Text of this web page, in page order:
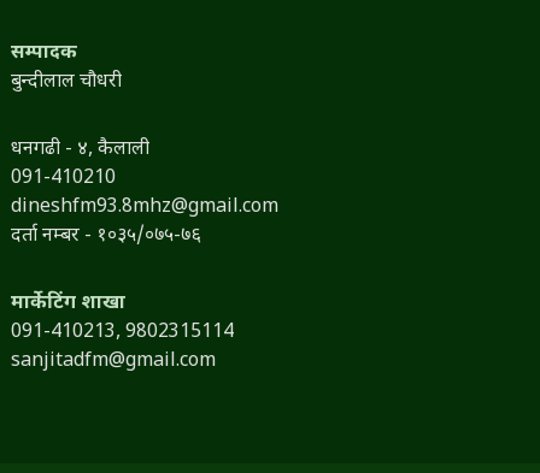
सम्पादक
बुन्दीलाल चौधरी
धनगढी - ४, कैलाली
091-410210
dineshfm93.8mhz@gmail.com
दर्ता नम्बर - १०३५/०७५-७६
मार्केटिंग शाखा
091-410213, 9802315114
sanjitadfm@gmail.com